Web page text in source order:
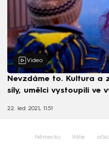
Video
Nevzdáme to. Kultura a
síly, umělci vystoupili ve
22. led 2021, 11:51
Německo Itálie